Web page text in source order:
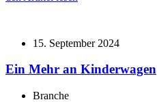
15. September 2024
Ein Mehr an Kinderwagen
Branche